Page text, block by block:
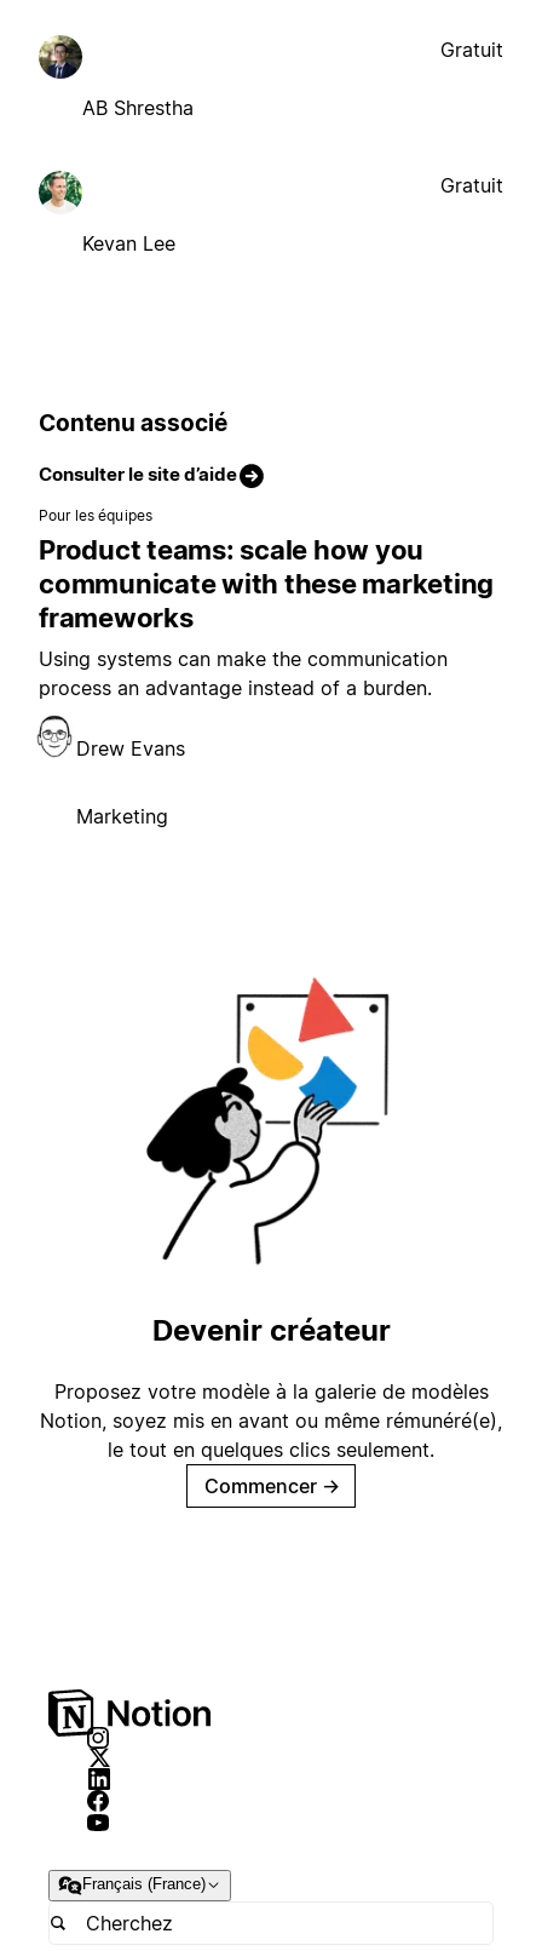
AB Shrestha
Gratuit
Kevan Lee
Gratuit
Contenu associé
Consulter le site d’aide
Pour les équipes
Product teams: scale how you
communicate with these marketing
frameworks
Using systems can make the communication
process an advantage instead of a burden.
Drew Evans
Marketing
Devenir créateur
Proposez votre modèle à la galerie de modèles
Notion, soyez mis en avant ou même rémunéré(e),
le tout en quelques clics seulement.
Commencer →
Français (France)